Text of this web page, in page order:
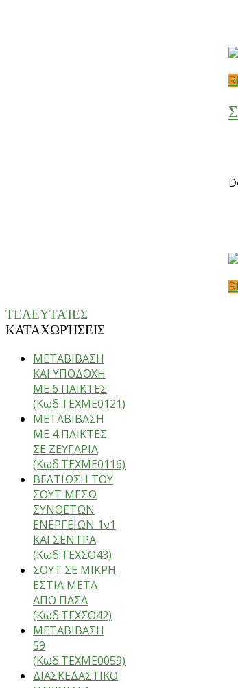
ΤΕΛΕΥΤΑΊΕΣ
ΚΑΤΑΧΩΡΉΣΕΙΣ
ΜΕΤΑΒΙΒΑΣΗ
ΚΑΙ ΥΠΟΔΟΧΗ
ΜΕ 6 ΠΑΙΚΤΕΣ
(Κωδ.ΤΕΧΜΕ0121)
ΜΕΤΑΒΙΒΑΣΗ
ΜΕ 4 ΠΑΙΚΤΕΣ
ΣΕ ΖΕΥΓΑΡΙΑ
(Κωδ.ΤΕΧΜΕ0116)
ΒΕΛΤΙΩΣΗ ΤΟΥ
ΣΟΥΤ ΜΕΣΩ
ΣΥΝΘΕΤΩΝ
ΕΝΕΡΓΕΙΩΝ 1ν1
ΚΑΙ ΣΕΝΤΡΑ
(Κωδ.ΤΕΧΣΟ43)
ΣΟΥΤ ΣΕ ΜΙΚΡΗ
ΕΣΤΙΑ ΜΕΤΑ
ΑΠΟ ΠΑΣΑ
(Κωδ.ΤΕΧΣΟ42)
ΜΕΤΑΒΙΒΑΣΗ
59
(Κωδ.ΤΕΧΜΕ0059)
ΔΙΑΣΚΕΔΑΣΤΙΚΟ